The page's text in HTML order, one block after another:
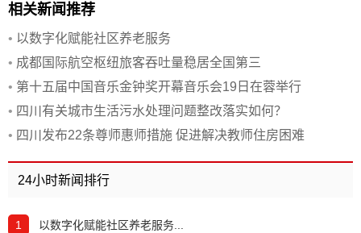
相关新闻推荐
• 以数字化赋能社区养老服务
• 成都国际航空枢纽旅客吞吐量稳居全国第三
• 第十五届中国音乐金钟奖开幕音乐会19日在蓉举行
• 四川有关城市生活污水处理问题整改落实如何？
• 四川发布22条尊师惠师措施 促进解决教师住房困难
24小时新闻排行
1 以数字化赋能社区养老服务...